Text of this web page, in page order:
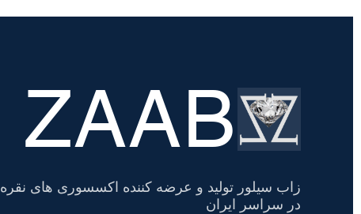
تسویه
حساب ZAAB
زاب سیلور تولید و عرضه کننده اکسسوری های نقره
در سراسر ایران